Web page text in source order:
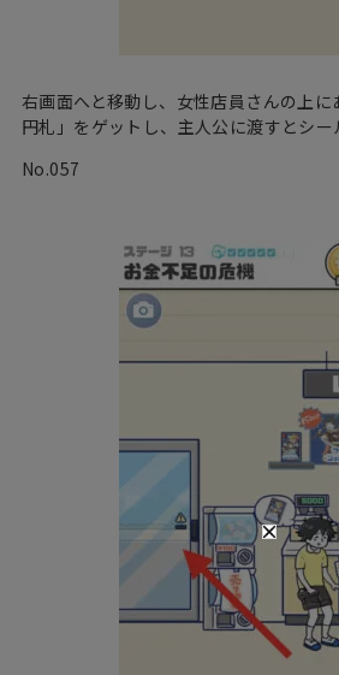
右画面へと移動し、女性店員さんの上
円札」をゲットし、主人公に渡すとシー
No.057